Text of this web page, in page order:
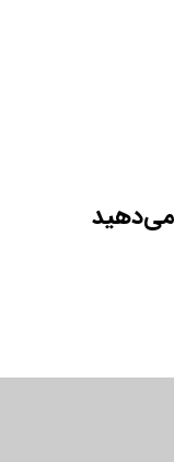
می‌دهید